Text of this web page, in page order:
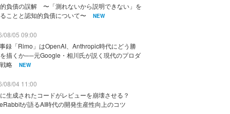
負債の誤解 〜「測れないから説明できない」を
ことと認知的負債について〜
NEW
08/05 09:00
録「Rimo」はOpenAI、Anthropic時代にどう勝
描くか──元Google・相川氏が説く現代のプロダ
略
NEW
08/04 11:00
生成されたコードがレビューを崩壊させる？
が語るAI時代の開発生産性向上のコツ